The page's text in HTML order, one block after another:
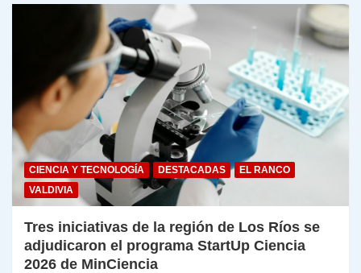
CIENCIA Y TECNOLOGÍA DESTACADAS
EL RANCO
VALDIVIA
Tres iniciativas de la región de Los Ríos se
adjudicaron el programa StartUp Ciencia
2026 de MinCiencia